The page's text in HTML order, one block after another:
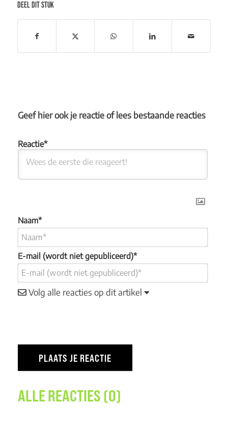
DEEL DIT STUK
Geef hier ook je reactie of lees bestaande reacties
Naam*
E-mail (wordt niet gepubliceerd)*
Volg alle reacties op dit artikel
ALLE REACTIES (0)